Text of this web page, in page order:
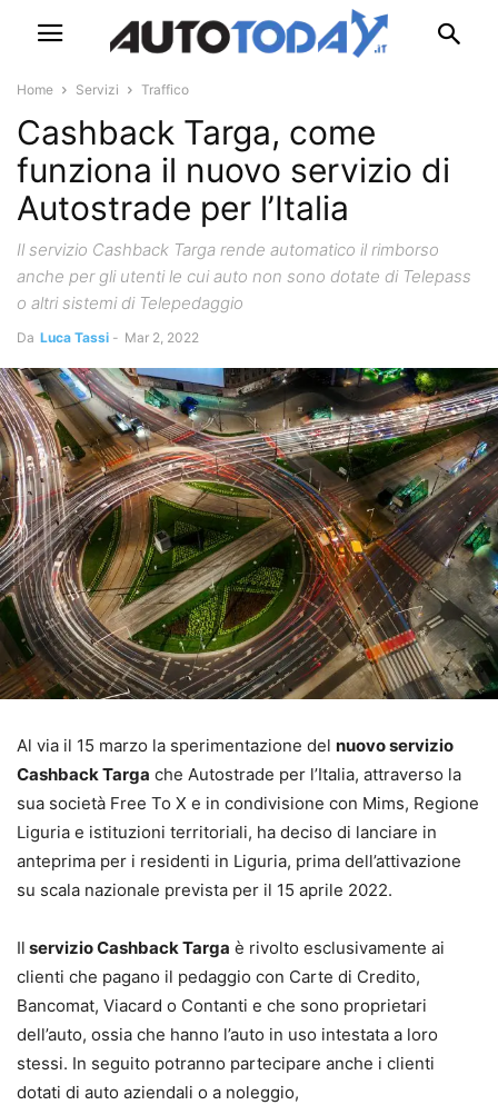
Home Servizi Traffico
Cashback Targa, come
funziona il nuovo servizio di
Autostrade per l’Italia
Il servizio Cashback Targa rende automatico il rimborso
anche per gli utenti le cui auto non sono dotate di Telepass
o altri sistemi di Telepedaggio
Da Luca Tassi - Mar 2, 2022
Al via il 15 marzo la sperimentazione del nuovo servizio
Cashback Targa che Autostrade per l’Italia, attraverso la
sua società Free To X e in condivisione con Mims, Regione
Liguria e istituzioni territoriali, ha deciso di lanciare in
anteprima per i residenti in Liguria, prima dell’attivazione
su scala nazionale prevista per il 15 aprile 2022.
Il servizio Cashback Targa è rivolto esclusivamente ai
clienti che pagano il pedaggio con Carte di Credito,
Bancomat, Viacard o Contanti e che sono proprietari
dell’auto, ossia che hanno l’auto in uso intestata a loro
stessi. In seguito potranno partecipare anche i clienti
dotati di auto aziendali o a noleggio,